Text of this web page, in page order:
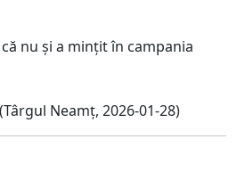
nu și a mințit în campania
(Târgul Neamț, 2026-01-28)